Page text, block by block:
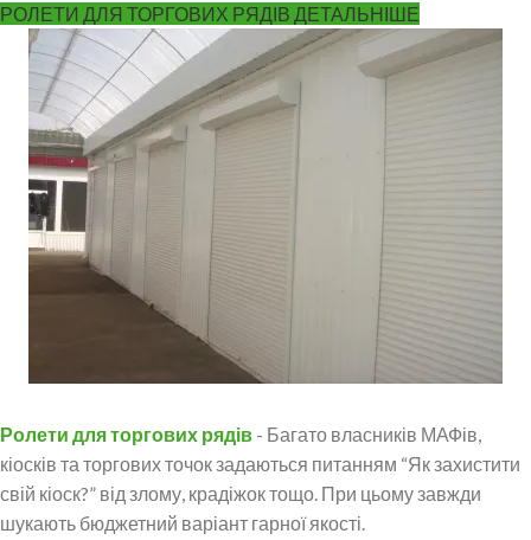
РОЛЕТИ ДЛЯ ТОРГОВИХ РЯДІВ ДЕТАЛЬНІШЕ
Ролети для торгових рядів - Багато власників МАФів,
кіосків та торгових точок задаються питанням “Як захистити
свій кіоск?” від злому, крадіжок тощо. При цьому завжди
шукають бюджетний варіант гарної якості.